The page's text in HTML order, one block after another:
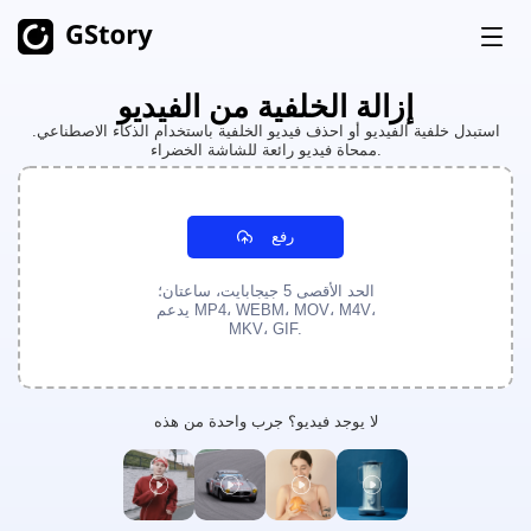
جيل الذكاء الاصطناعي
مولد الصور بالذكاء الاصطناعي
مولد الفيديو بالذكاء الاصطناعي غير محدود
مجموعات أدوات الفيديو
مترجم الفيديو
صانع مقاطع الذكاء الاصطناعي
مزيل خلفية الفيديو
مزيل العلامة المائية للفيديو غير محدود
التسعير
اعتمادات مجانية
تاريخ
إزالة الخلفية من الفيديو
استبدل خلفية الفيديو أو احذف فيديو الخلفية باستخدام الذكاء الاصطناعي.
ممحاة فيديو رائعة للشاشة الخضراء.
رفع
الحد الأقصى 5 جيجابايت، ساعتان؛
يدعم MP4، WEBM، MOV، M4V،
MKV، GIF.
لا يوجد فيديو؟ جرب واحدة من هذه